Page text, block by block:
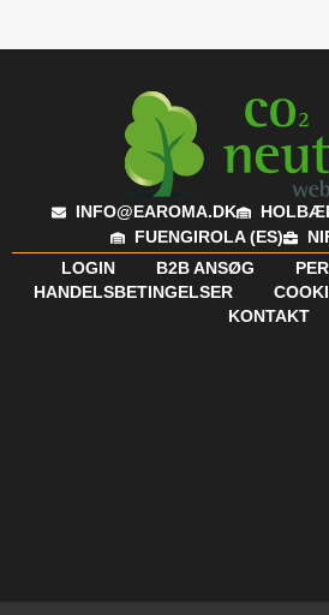
INFO@EAROMA.DK
FUENGIROLA (ES)
LOGIN
B2B ANSØG
HANDELSBETINGELSER
KONTAKT